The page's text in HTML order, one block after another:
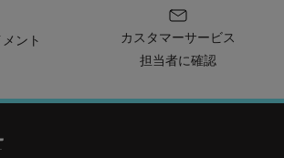
は、ハードコートに比べて滑りやすく、摩耗
ています。フラットで一体型のソールは、サ
最適なスライドのために地面との接触面積を
く、湿気のために時々滑りやすくなりま
しながらコートを保護するソールを持つべき
ント
カスタマーサービス
担当者に確認